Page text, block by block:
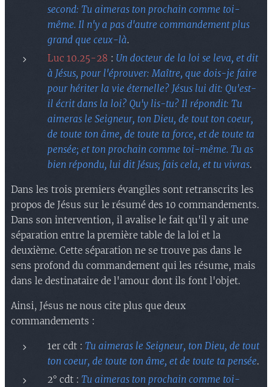
second: Tu aimeras ton prochain comme toi-
même. Il n'y a pas d'autre commandement plus
grand que ceux-là.
Luc 10.25-28 : Un docteur de la loi se leva, et dit
à Jésus, pour l'éprouver: Maître, que dois-je faire
pour hériter la vie éternelle? Jésus lui dit: Qu'est-
il écrit dans la loi? Qu'y lis-tu? Il répondit: Tu
aimeras le Seigneur, ton Dieu, de tout ton coeur,
de toute ton âme, de toute ta force, et de toute ta
pensée; et ton prochain comme toi-même. Tu as
bien répondu, lui dit Jésus; fais cela, et tu vivras.
Dans les trois premiers évangiles sont retranscrits les
propos de Jésus sur le résumé des 10 commandements.
Dans son intervention, il avalise le fait qu'il y ait une
séparation entre la première table de la loi et la
deuxième. Cette séparation ne se trouve pas dans le
sens profond du commandement qui les résume, mais
dans le destinataire de l'amour dont ils font l'objet.
Ainsi, Jésus ne nous cite plus que deux
commandements :
1er cdt : Tu aimeras le Seigneur, ton Dieu, de tout
ton coeur, de toute ton âme, et de toute ta pensée.
2° cdt : Tu aimeras ton prochain comme toi-